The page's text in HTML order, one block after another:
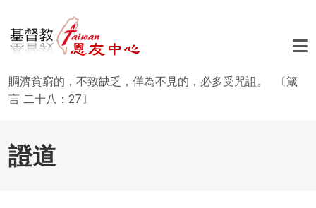
賙濟貧窮的，不致缺乏，佯為不見的，必多受咒詛。 〔箴
言 二十八：27〕
證道